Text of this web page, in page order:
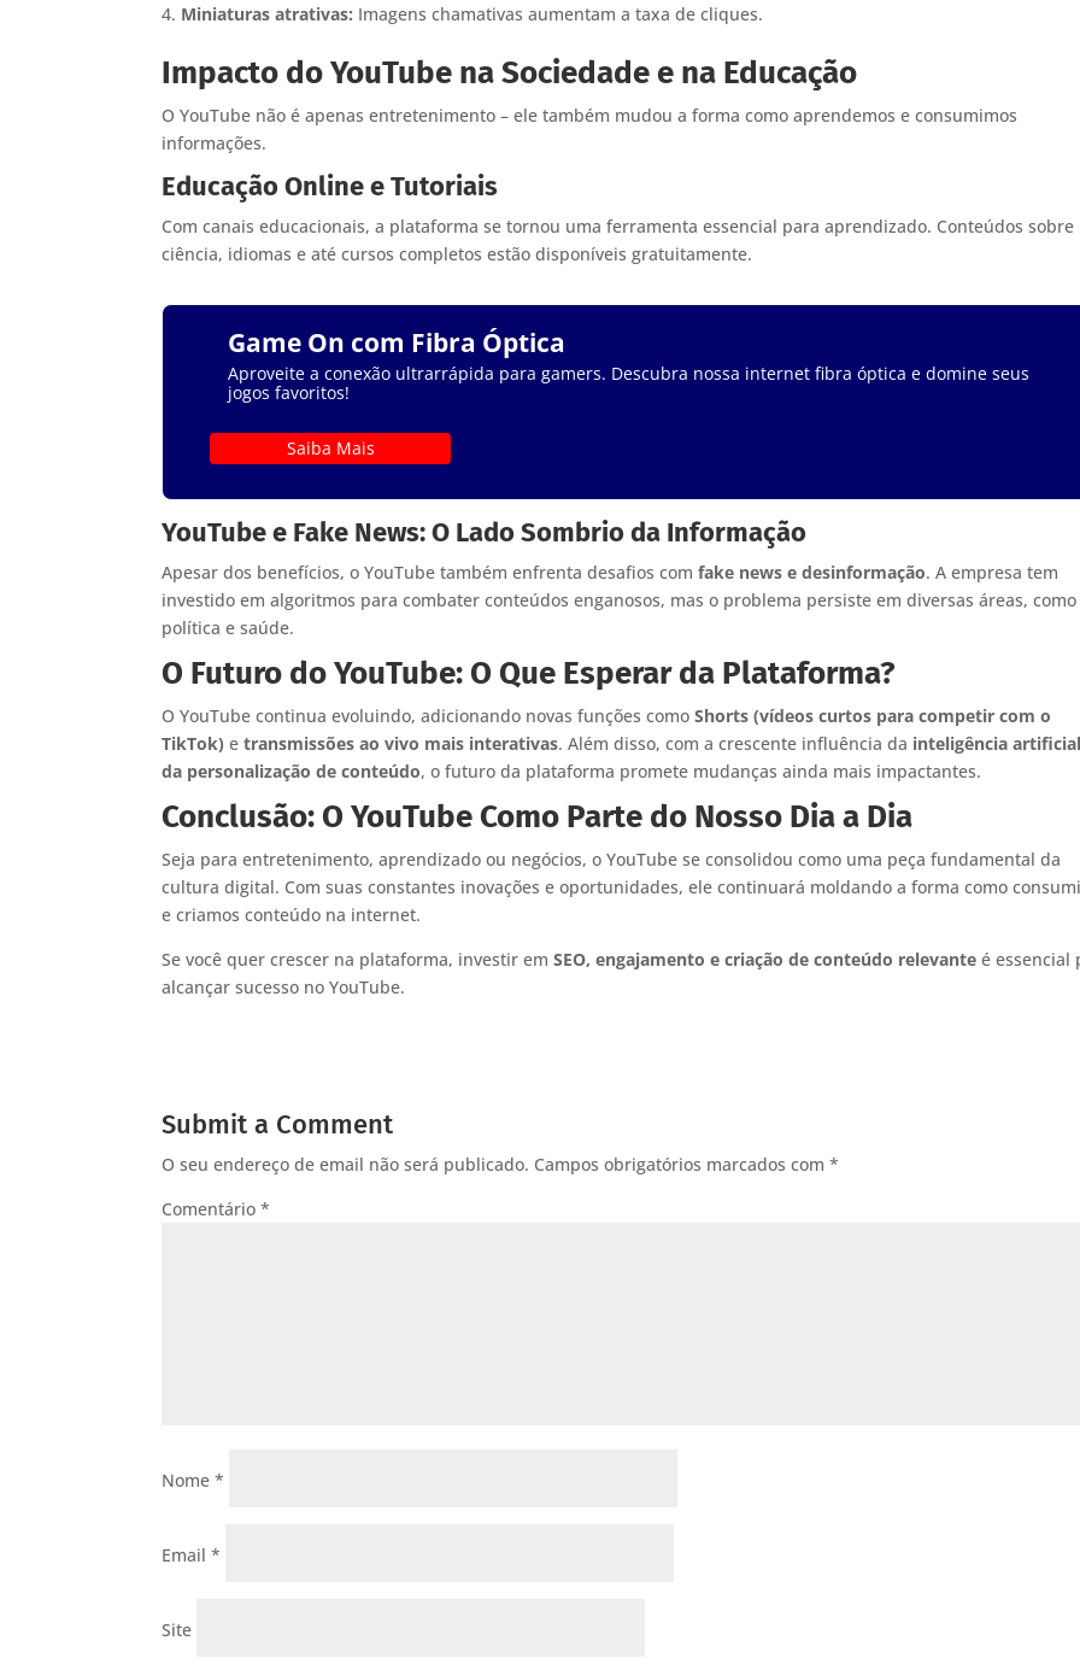
Miniaturas atrativas: Imagens chamativas aumentam a taxa de cliques.
Impacto do YouTube na Sociedade e na Educação
O YouTube não é apenas entretenimento – ele também mudou a forma como aprendemos e consumimos
informações.
Educação Online e Tutoriais
Com canais educacionais, a plataforma se tornou uma ferramenta essencial para aprendizado. Conteúdos sobre
ciência, idiomas e até cursos completos estão disponíveis gratuitamente.
Game On com Fibra Óptica
Aproveite a conexão ultrarrápida para gamers. Descubra nossa internet fibra óptica e domine seus
jogos favoritos!
Saiba Mais
YouTube e Fake News: O Lado Sombrio da Informação
Apesar dos benefícios, o YouTube também enfrenta desafios comfake news e desinformação. A empresa tem
investido em algoritmos para combater conteúdos enganosos, mas o problema persiste em diversas áreas, como
política e saúde.
O Futuro do YouTube: O Que Esperar da Plataforma?
O YouTube continua evoluindo, adicionando novas funções comoShorts (vídeos curtos para competir com o
TikTok) etransmissões ao vivo mais interativas. Além disso, com a crescente influência da inteligência
da personalização de conteúdo, o futuro da plataforma promete mudanças ainda mais impactantes.
Conclusão: O YouTube Como Parte do Nosso Dia a Dia
Seja para entretenimento, aprendizado ou negócios, o YouTube se consolidou como uma peça fundamental da
cultura digital. Com suas constantes inovações e oportunidades, ele continuará moldando a forma como
e criamos conteúdo na internet.
Se você quer crescer na plataforma, investir emSEO, engajamento e criação de conteúdo relevante é essencial
alcançar sucesso no YouTube.
Submit a Comment
O seu endereço de email não será publicado. Campos obrigatórios marcados com*
Comentário*
Nome*
Email*
Site